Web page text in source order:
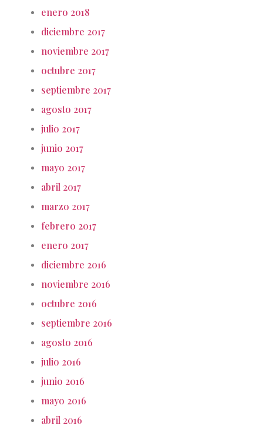
enero 2018
diciembre 2017
noviembre 2017
octubre 2017
septiembre 2017
agosto 2017
julio 2017
junio 2017
mayo 2017
abril 2017
marzo 2017
febrero 2017
enero 2017
diciembre 2016
noviembre 2016
octubre 2016
septiembre 2016
agosto 2016
julio 2016
junio 2016
mayo 2016
abril 2016